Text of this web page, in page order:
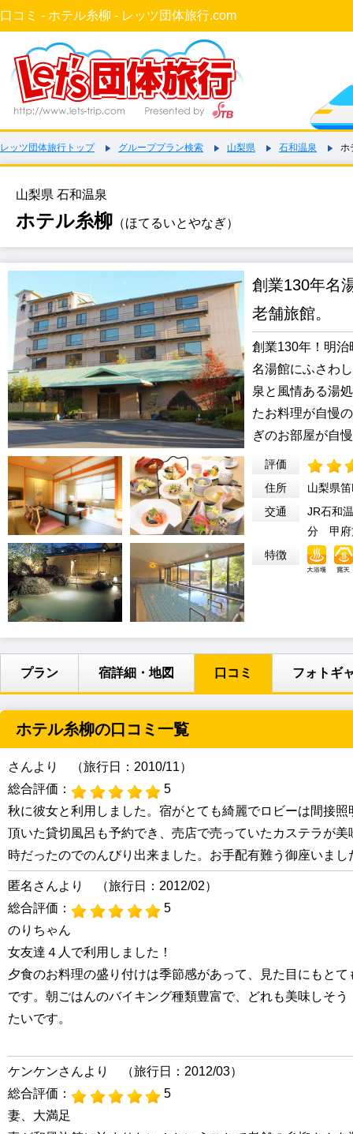
口コミ - ホテル糸柳 - レッツ団体旅行.com
レッツ団体旅行トップ グループプラン検索 山梨県 石和温泉 ホ
山梨県 石和温泉
ホテル糸柳 （ほてるいとやなぎ）
創業130年名
老舗旅館。
創業130年！明
名湯館にふさわ
泉と風情ある湯
たお料理が自慢
ぎのお部屋が自
評価
住所
山梨県
交通
JR石和
分 甲府
特徴
プラン 宿詳細・地図 口コミ フォトギ
ホテル糸柳の口コミ一覧
さんより （旅行日：2010/11）
総合評価：
5
秋に彼女と利用しました。宿がとても綺麗でロビーは間接
頂いた貸切風呂も予約でき、売店で売っていたカステラが
時だったのでのんびり出来ました。お手配有難う御座いまし
匿名さんより （旅行日：2012/02）
総合評価：
5
のりちゃん
女友達４人で利用しました！
夕食のお料理の盛り付けは季節感があって、見た目にもと
です。朝ごはんのバイキング種類豊富で、どれも美味しそ
たいです。
ケンケンさんより （旅行日：2012/03）
総合評価：
5
妻、大満足